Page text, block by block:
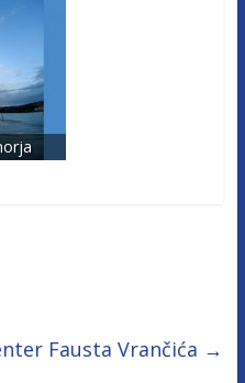
Fausta Vrančića →